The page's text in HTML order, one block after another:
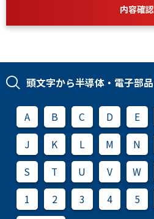
内容確認
頭文字から半導体・電子部
A B C D E
J
K L M N
S
T U V W
1
2 3 4 5